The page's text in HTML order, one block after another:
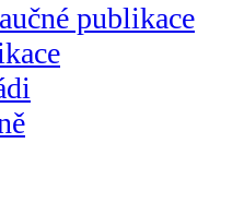
publikace